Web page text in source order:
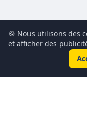
🍪 Nous utilisons des
et afficher des